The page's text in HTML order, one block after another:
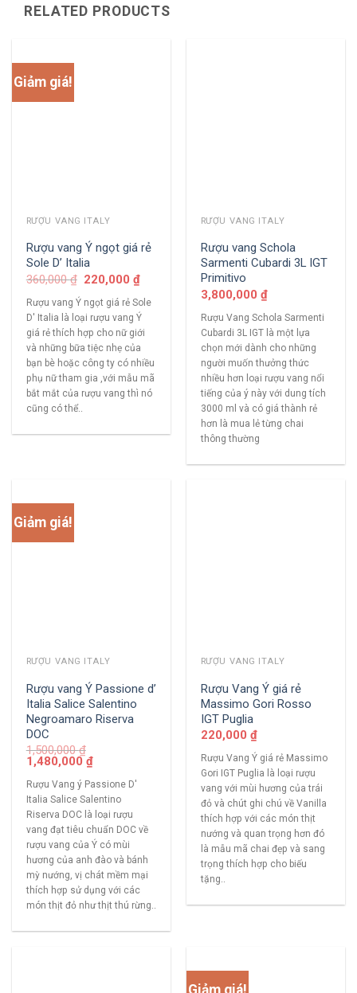
RELATED PRODUCTS
Giảm giá!
RƯỢU VANG ITALY
Rượu vang Ý ngọt giá rẻ
Sole D’ Italia
360,000₫ 220,000₫
Rượu vang Ý ngọt giá rẻ Sole
D' Italia là loại rượu vang Ý
giá rẻ thích hợp cho nữ giới
và những bữa tiệc nhẹ của
bạn bè hoặc công ty có nhiều
phụ nữ tham gia ,với mẫu mã
bắt mắt của rượu vang thì nó
cũng có thể..
RƯỢU VANG ITALY
Rượu vang Schola
Sarmenti Cubardi 3L IGT
Primitivo
3,800,000 ₫
Rượu Vang Schola Sarmenti
Cubardi 3L IGT là một lựa
chọn mới dành cho những
người muốn thưởng thức
nhiều hơn loại rượu vang nổi
tiếng của ý này với dung tích
3000 ml và có giá thành rẻ
hơn là mua lẻ từng chai
thông thường
Giảm giá!
RƯỢU VANG ITALY
Rượu vang Ý Passione d’
Italia Salice Salentino
Negroamaro Riserva
DOC
1,500,000₫
1,480,000₫
Rượu Vang ý Passione D'
Italia Salice Salentino
Riserva DOC là loại rượu
vang đạt tiêu chuẩn DOC về
rượu vang của Ý có mùi
hương của anh đào và bánh
mỳ nướng, vị chát mềm mại
thích hợp sử dụng với các
món thịt đỏ như thịt thú rừng..
RƯỢU VANG ITALY
Rượu Vang Ý giá rẻ
Massimo Gori Rosso
IGT Puglia
220,000 ₫
Rượu Vang Ý giá rẻ Massimo
Gori IGT Puglia là loại rượu
vang với mùi hương của trái
đỏ và chút ghi chú về Vanilla
thích hợp với các món thịt
nướng và quan trọng hơn đó
là mẫu mã chai đẹp và sang
trọng thích hợp cho biếu
tặng..
Giảm giá!